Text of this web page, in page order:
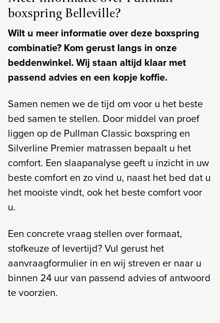
boxspring Belleville?
Wilt u meer informatie over deze boxspring
combinatie? Kom gerust langs in onze
beddenwinkel. Wij staan altijd klaar met
passend advies en een kopje koffie.
Samen nemen we de tijd om voor u het beste
bed samen te stellen. Door middel van proef
liggen op de Pullman Classic boxspring en
Silverline Premier matrassen bepaalt u het
comfort. Een slaapanalyse geeft u inzicht in uw
beste comfort en zo vind u, naast het bed dat u
het mooiste vindt, ook het beste comfort voor
u.
Een concrete vraag stellen over formaat,
stofkeuze of levertijd? Vul gerust het
aanvraagformulier in en wij streven er naar u
binnen 24 uur van passend advies of antwoord
te voorzien.